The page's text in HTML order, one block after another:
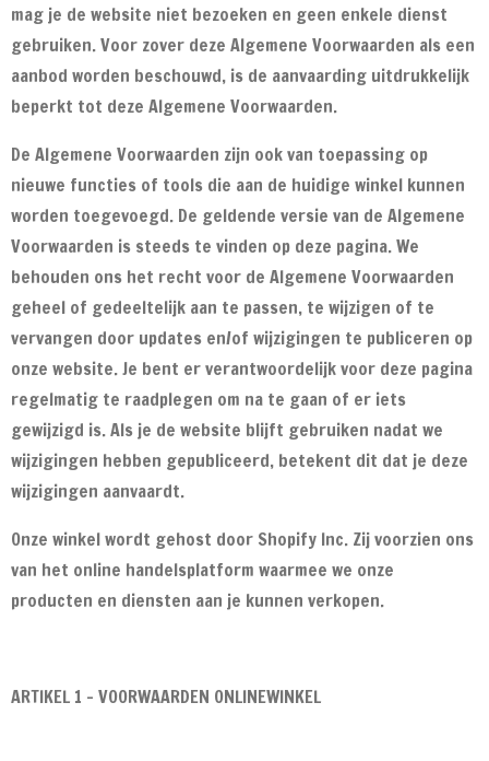
mag je de website niet bezoeken en geen enkele dienst
gebruiken. Voor zover deze Algemene Voorwaarden als een
aanbod worden beschouwd, is de aanvaarding uitdrukkelijk
beperkt tot deze Algemene Voorwaarden.
De Algemene Voorwaarden zijn ook van toepassing op
nieuwe functies of tools die aan de huidige winkel kunnen
worden toegevoegd. De geldende versie van de Algemene
Voorwaarden is steeds te vinden op deze pagina. We
behouden ons het recht voor de Algemene Voorwaarden
geheel of gedeeltelijk aan te passen, te wijzigen of te
vervangen door updates en/of wijzigingen te publiceren op
onze website. Je bent er verantwoordelijk voor deze pagina
regelmatig te raadplegen om na te gaan of er iets
gewijzigd is. Als je de website blijft gebruiken nadat we
wijzigingen hebben gepubliceerd, betekent dit dat je deze
wijzigingen aanvaardt.
Onze winkel wordt gehost door Shopify Inc. Zij voorzien ons
van het online handelsplatform waarmee we onze
producten en diensten aan je kunnen verkopen.
ARTIKEL 1 - VOORWAARDEN ONLINEWINKEL